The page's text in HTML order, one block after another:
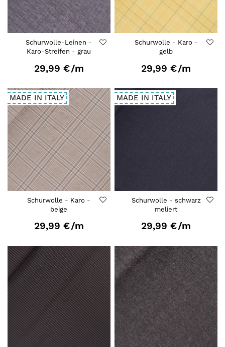
Schurwolle-Leinen -
Karo-Streifen - grau
29,99 €/m
Schurwolle - Karo -
gelb
29,99 €/m
MADE IN ITALY
Schurwolle - Karo -
beige
29,99 €/m
MADE IN ITALY
Schurwolle - schwarz
meliert
29,99 €/m